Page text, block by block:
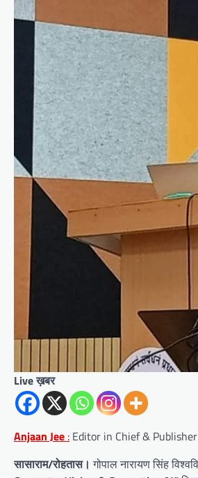
Live ख़बर
Anjaan Jee : Editor in Chief & Publisher
सासाराम/रोहतास।गोपाल नारायण सिंह